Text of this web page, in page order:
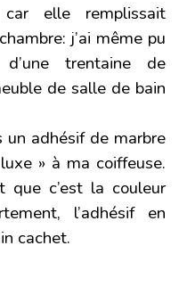
elle remplissait
j’ai même pu
trentaine de
de salle de bain
un adhésif de marbre
» à ma coiffeuse.
que c’est la couleur
l’adhésif en
cachet.